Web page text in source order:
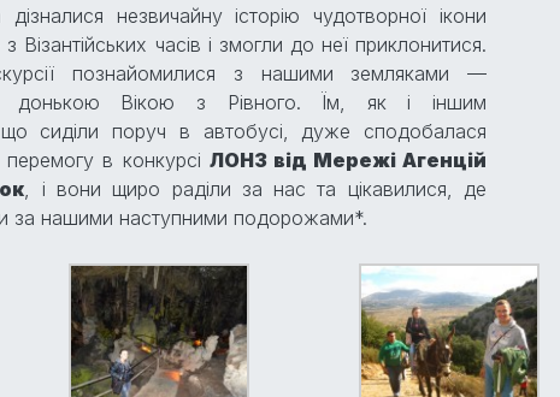
незвичайну історію чудотворної ікони
Візантійських часів і змогли до неї приклонитися.
познайомилися з нашими земляками —
донькою Вікою з Рівного. Їм, як і іншим
сиділи поруч в автобусі, дуже сподобалася
в конкурсі ЛОНЗ від Мережі Агенцій
, і вони щиро раділи за нас та цікавилися, де
за нашими наступними подорожами*.